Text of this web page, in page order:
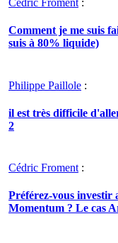
Cédric Froment :
Comment je me suis
suis à 80% liquide)
Philippe Paillole :
il est très difficile
2
Cédric Froment :
Préférez-vous investir
Momentum ? Le cas